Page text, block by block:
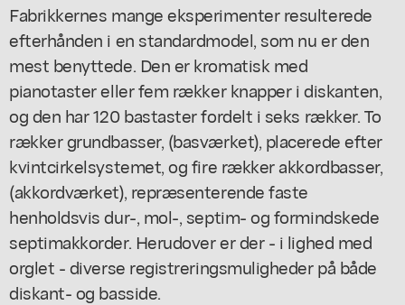
Fabrikkernes mange eksperimenter resulterede
efterhånden i en standardmodel, som nu er den
mest benyttede. Den er kromatisk med
pianotaster eller fem rækker knapper i diskanten,
og den har 120 bastaster fordelt i seks rækker. To
rækker grundbasser, (basværket), placerede efter
kvintcirkelsystemet, og fire rækker akkordbasser,
(akkordværket), repræsenterende faste
henholdsvis dur-, mol-, septim- og formindskede
septimakkorder. Herudover er der - i lighed med
orglet - diverse registreringsmuligheder på både
diskant- og basside.